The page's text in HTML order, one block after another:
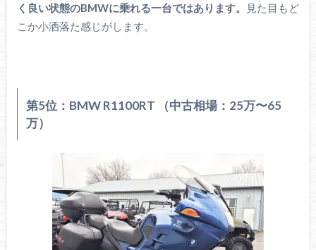
く良い状態のBMWに乗れる一台ではあります。
見た目もど
こか小洒落た感じがします。
第5位：BMW R1100RT （中古相場：25万〜65
万）